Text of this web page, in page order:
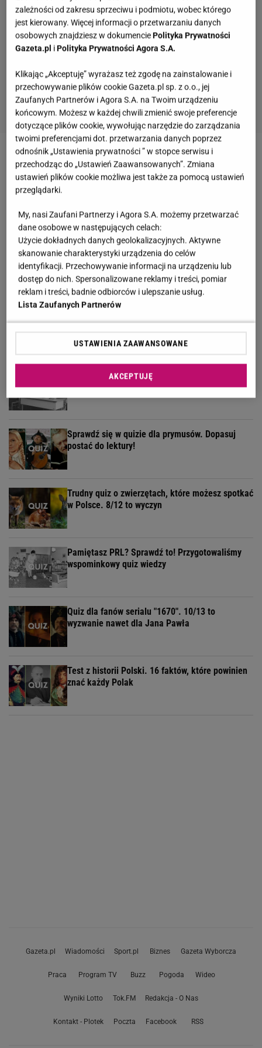
Quiz - te wieczorynki pamiętają tylko wychowani
w PRL-u! A ty?
ogólnej dla wybitnych!
Quiz geograficzny dla bystrzaków. 7/11 to już
wynik godny mistrza!
Trudne dyktando na ch/h. Tylko prawdziwi
humaniści mają szansę na 11/11
Sprawdź się w quizie dla prymusów. Dopasuj
postać do lektury!
Trudny quiz o zwierzętach, które możesz spotkać
w Polsce. 8/12 to wyczyn
Pamiętasz PRL? Sprawdź to! Przygotowaliśmy
wspominkowy quiz wiedzy
Quiz dla fanów serialu "1670". 10/13 to
wyzwanie nawet dla Jana Pawła
Test z historii Polski. 16 faktów, które powinien
znać każdy Polak
Gazeta.pl Wiadomości Sport.pl Biznes Gazeta Wyborcza
Praca Program TV Buzz Pogoda Wideo
Wyniki Lotto Tok.FM Redakcja - O Nas
Kontakt - Plotek Poczta Facebook RSS
zależności od zakresu sprzeciwu i podmiotu, wobec którego
jest kierowany. Więcej informacji o przetwarzaniu danych
osobowych znajdziesz w dokumenciePolityka Prywatności
Gazeta.pl iPolityka Prywatności Agora S.A.
Klikając „Akceptuję” wyrażasz też zgodę na zainstalowanie i
przechowywanie plików cookie Gazeta.pl sp. z o.o., jej
Zaufanych Partnerów i Agora S.A. na Twoim urządzeniu
końcowym. Możesz w każdej chwili zmienić swoje preferencje
dotyczące plików cookie, wywołując narzędzie do zarządzania
twoimi preferencjami dot. przetwarzania danych poprzez
odnośnik „Ustawienia prywatności ” w stopce serwisu i
przechodząc do „Ustawień Zaawansowanych”. Zmiana
ustawień plików cookie możliwa jest także za pomocą ustawień
przeglądarki.
My, nasi Zaufani Partnerzy i Agora S.A. możemy przetwarzać
dane osobowe w następujących celach:
Użycie dokładnych danych geolokalizacyjnych. Aktywne
skanowanie charakterystyki urządzenia do celów
identyfikacji. Przechowywanie informacji na urządzeniu lub
dostęp do nich. Spersonalizowane reklamy i treści, pomiar
reklam i treści, badnie odbiorców i ulepszanie usług.
Lista Zaufanych Partnerów
USTAWIENIA ZAAWANSOWANE
AKCEPTUJĘ